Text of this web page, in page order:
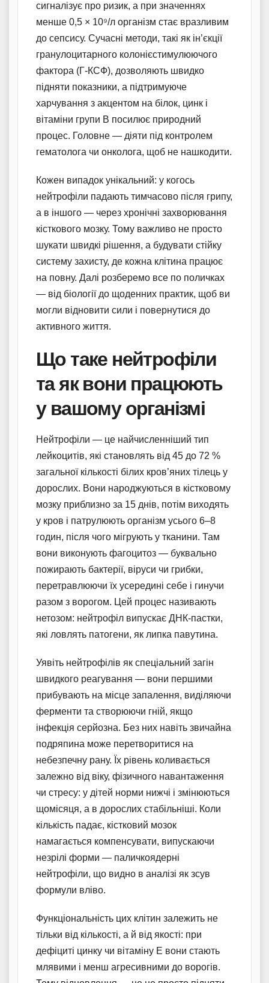
сигналізує про ризик, а при значеннях
менше 0,5 × 10⁹/л організм стає вразливим
до сепсису. Сучасні методи, такі як ін’єкції
гранулоцитарного колонієстимулюючого
фактора (Г-КСФ), дозволяють швидко
підняти показники, а підтримуюче
харчування з акцентом на білок, цинк і
вітаміни групи В посилює природний
процес. Головне — діяти під контролем
гематолога чи онколога, щоб не нашкодити.
Кожен випадок унікальний: у когось
нейтрофіли падають тимчасово після грипу,
а в іншого — через хронічні захворювання
кісткового мозку. Тому важливо не просто
шукати швидкі рішення, а будувати стійку
систему захисту, де кожна клітина працює
на повну. Далі розберемо все по поличках
— від біології до щоденних практик, щоб ви
могли відновити сили і повернутися до
активного життя.
Що таке нейтрофіли
та як вони працюють
у вашому організмі
Нейтрофіли — це найчисленніший тип
лейкоцитів, які становлять від 45 до 72 %
загальної кількості білих кров’яних тілець у
дорослих. Вони народжуються в кістковому
мозку приблизно за 15 днів, потім виходять
у кров і патрулюють організм усього 6–8
годин, після чого мігрують у тканини. Там
вони виконують фагоцитоз — буквально
пожирають бактерії, віруси чи грибки,
перетравлюючи їх усередині себе і гинучи
разом з ворогом. Цей процес називають
нетозом: нейтрофіл випускає ДНК-пастки,
які ловлять патогени, як липка павутина.
Уявіть нейтрофілів як спеціальний загін
швидкого реагування — вони першими
прибувають на місце запалення, виділяючи
ферменти та створюючи гній, якщо
інфекція серйозна. Без них навіть звичайна
подряпина може перетворитися на
небезпечну рану. Їх рівень коливається
залежно від віку, фізичного навантаження
чи стресу: у дітей норми нижчі і змінюються
щомісяця, а в дорослих стабільніші. Коли
кількість падає, кістковий мозок
намагається компенсувати, випускаючи
незрілі форми — паличкоядерні
нейтрофіли, що видно в аналізі як зсув
формули вліво.
Функціональність цих клітин залежить не
тільки від кількості, а й від якості: при
дефіциті цинку чи вітаміну Е вони стають
млявими і менш агресивними до ворогів.